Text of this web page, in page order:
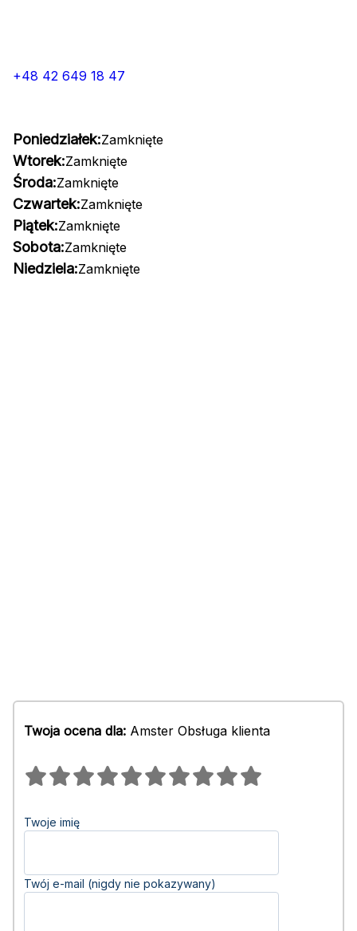
+48 42 649 18 47
Poniedziałek:Zamknięte
Wtorek:Zamknięte
Środa:Zamknięte
Czwartek:Zamknięte
Piątek:Zamknięte
Sobota:Zamknięte
Niedziela:Zamknięte
Twoja ocena dla: Amster Obsługa klienta
Twoje imię
Twój e-mail (nigdy nie pokazywany)